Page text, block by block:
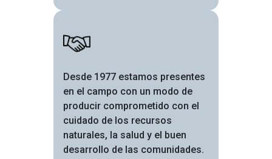
Image
Desde 1977 estamos presentes
en el campo con un modo de
producir comprometido con el
cuidado de los recursos
naturales, la salud y el buen
desarrollo de las comunidades.